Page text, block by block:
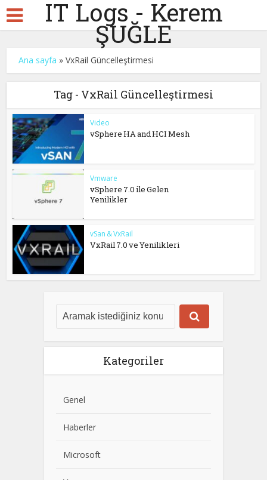
IT Logs - Kerem
ŞUĞLE
Ana sayfa »VxRail Güncelleştirmesi
Tag - VxRail Güncelleştirmesi
Video
vSphere HA and HCI Mesh
Vmware
vSphere 7.0 ile Gelen
Yenilikler
vSan & VxRail
VxRail 7.0 ve Yenilikleri
Kategoriler
Genel
Haberler
Microsoft